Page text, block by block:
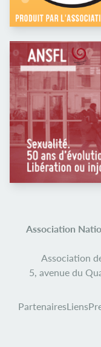
Association
Association
5, avenue du
PartenairesLiens